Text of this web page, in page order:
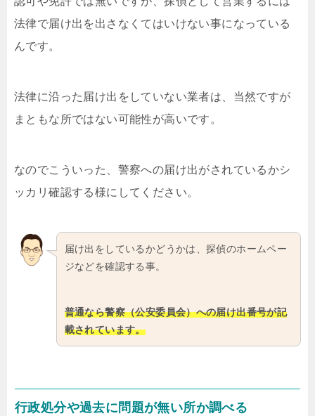
法律で届け出を出さなくてはいけない事になっている
んです。
法律に沿った届け出をしていない業者は、当然ですが
まともな所ではない可能性が高いです。
なのでこういった、警察への届け出がされているかシ
ッカリ確認する様にしてください。
届け出をしているかどうかは、探偵のホームペー
ジなどを確認する事。
普通なら警察（公安委員会）への届け出番号が記
載されています。
行政処分や過去に問題が無い所か調べる